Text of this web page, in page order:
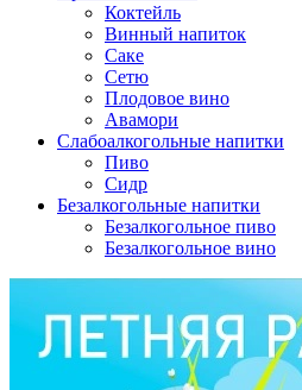
Коктейль
Винный напиток
Саке
Сетю
Плодовое вино
Авамори
Слабоалкогольные напитки
Пиво
Сидр
Безалкогольные напитки
Безалкогольное пиво
Безалкогольное вино